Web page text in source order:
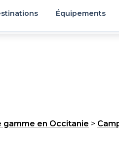
Équipements
gamme en Occitanie >